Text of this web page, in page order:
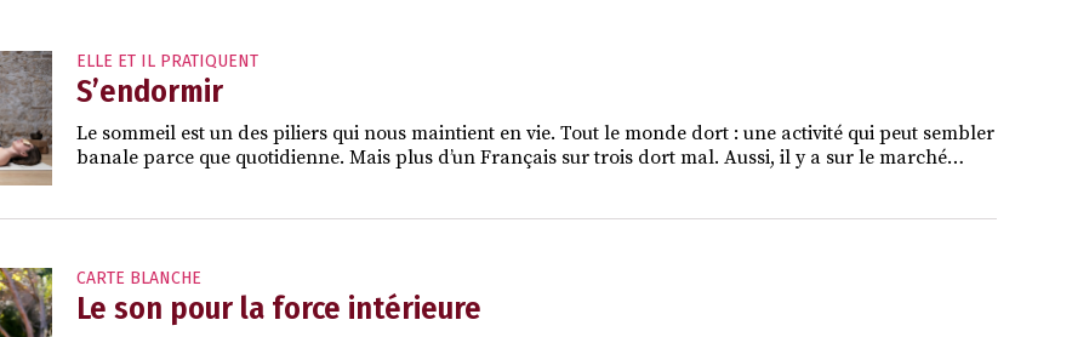
ELLE ET IL PRATIQUENT
S’endormir
Le sommeil est un des piliers qui nous maintient en vie. Tout le monde dort : une activité qui peut sembler
banale parce que quotidienne. Mais plus d’un Français sur trois dort mal. Aussi, il y a sur le marché…
CARTE BLANCHE
Le son pour la force intérieure